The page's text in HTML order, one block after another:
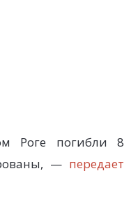
Роге погибли 8
— передает